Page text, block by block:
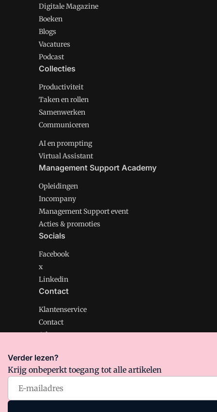
Digitale Magazine
Boeken
Blogs
Vacatures
Podcast
Collecties
Productiviteit
Taken en rollen
Samenwerken
Communiceren
AI en prompting
Virtual Assistant
Management Support Academy
Opleidingen
Incompany
Management Support event
Acties & promoties
Socials
Facebook
x
Linkedin
Contact
Klantenservice
Contact
Adverteren
Management Support is onderdeel van VMN media.
Algemene Voorwaarden
Verder lezen?
Krijg onbeperkt toegang tot alle artikelen